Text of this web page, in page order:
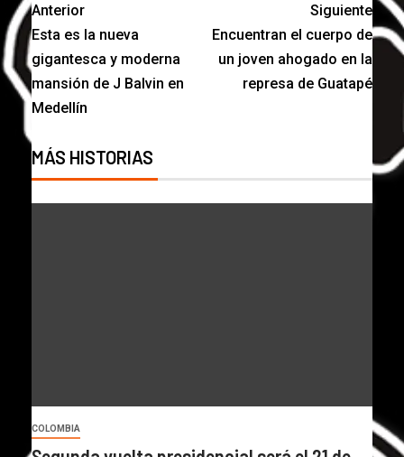
Anterior
Esta es la nueva
gigantesca y moderna
mansión de J Balvin en
Medellín
Siguiente
Encuentran el cuerpo de
un joven ahogado en la
represa de Guatapé
MÁS HISTORIAS
COLOMBIA